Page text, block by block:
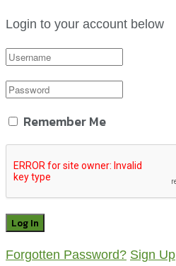
Login to your account below
Remember Me
Forgotten Password? Sign Up